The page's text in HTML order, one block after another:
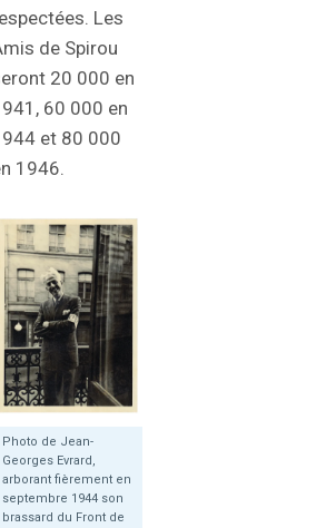
Les
de Spirou
20 000 en
60 000 en
et 80 000
1946.
Photo de Jean-
Georges Evrard,
arborant fièrement en
septembre 1944 son
brassard du Front de